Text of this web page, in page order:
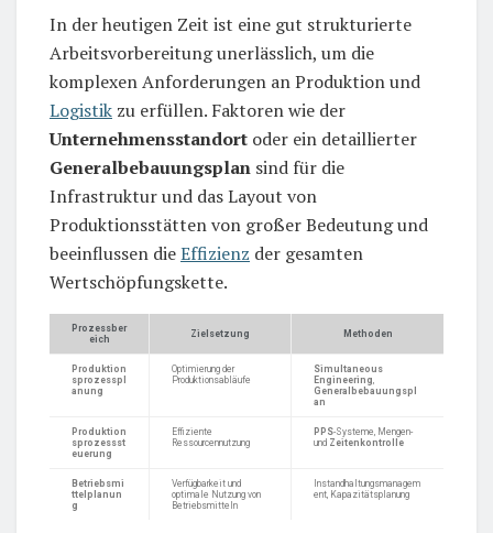
In der heutigen Zeit ist eine gut strukturierte
Arbeitsvorbereitung unerlässlich, um die
komplexen Anforderungen an Produktion und
Logistik zu erfüllen. Faktoren wie der
Unternehmensstandort oder ein detaillierter
Generalbebauungsplan sind für die
Infrastruktur und das Layout von
Produktionsstätten von großer Bedeutung und
beeinflussen dieEffizienz der gesamten
Wertschöpfungskette.
Prozessber
eich
Zielsetzung Methoden
Produktion
sprozesspl
anung
Optimierung der
Produktionsabläufe
Simultaneous
Engineering,
Generalbebauungspl
an
Produktion
sprozessst
euerung
Effiziente
Ressourcennutzung
PPS-Systeme, Mengen-
und Zeitenkontrolle
Betriebsmi
ttelplanun
g
Verfügbarkeit und
optimale Nutzung von
Betriebsmitteln
Instandhaltungsmanagem
ent, Kapazitätsplanung